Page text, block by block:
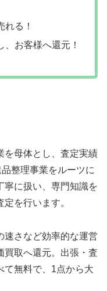
る！
お客様へ還元！
を母体とし、査定実績
整理事業をルーツに
寧に扱い、専門知識を
を行います。
速さなど効率的な運営
買取へ還元。出張・査
て無料で、1点から大